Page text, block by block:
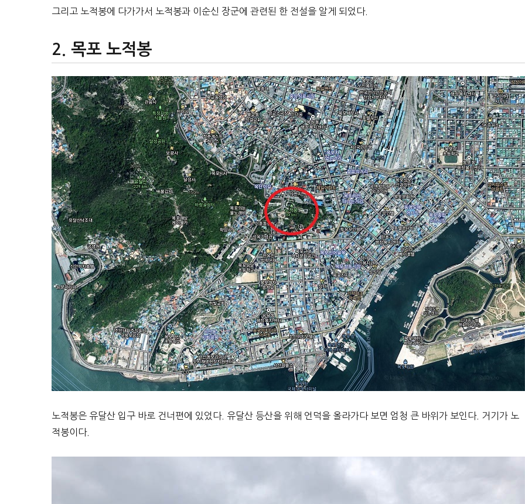
그리고 노적봉에 다가가서 노적봉과 이순신 장군에 관련된 한 전설을 알게 되었다.
목포 노적봉
노적봉은 유달산 입구 바로 건너편에 있었다. 유달산 등산을 위해 언덕을 올라가다 보면 엄청 큰 바위가 보인다. 거기가 노
적봉이다.